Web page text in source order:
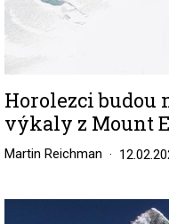
Horolezci budou
výkaly z Mount
Martin Reichman